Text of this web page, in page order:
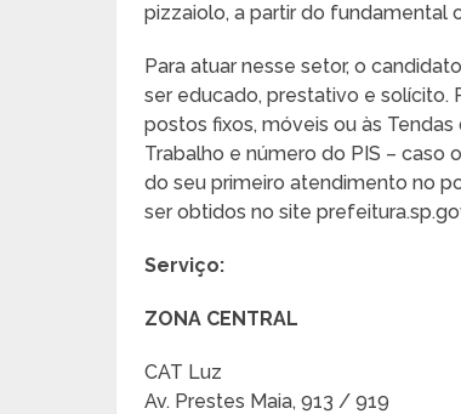
pizzaiolo, a partir do fundamental
Para atuar nesse setor, o
ser educado, prestativo e solícito.
postos fixos, móveis ou às Tendas
Trabalho e número do PIS – caso
do seu primeiro atendimento no
ser obtidos no site
Serviço:
ZONA CENTRAL
CAT Luz
Av. Prestes Maia, 913 / 919